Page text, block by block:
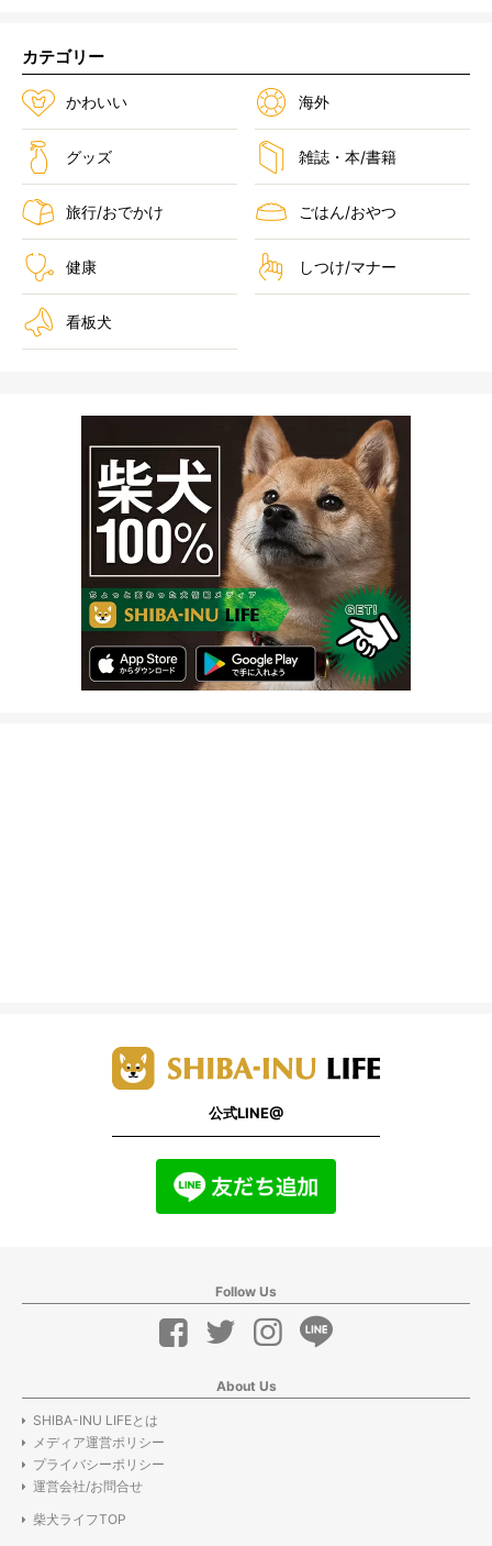
カテゴリー
かわいい 海外
グッズ 雑誌・本/書籍
旅行/おでかけ ごはん/おやつ
健康 しつけ/マナー
看板犬
公式LINE@
Follow Us
About Us
SHIBA-INU LIFEとは
メディア運営ポリシー
プライバシーポリシー
運営会社/お問合せ
柴犬ライフTOP